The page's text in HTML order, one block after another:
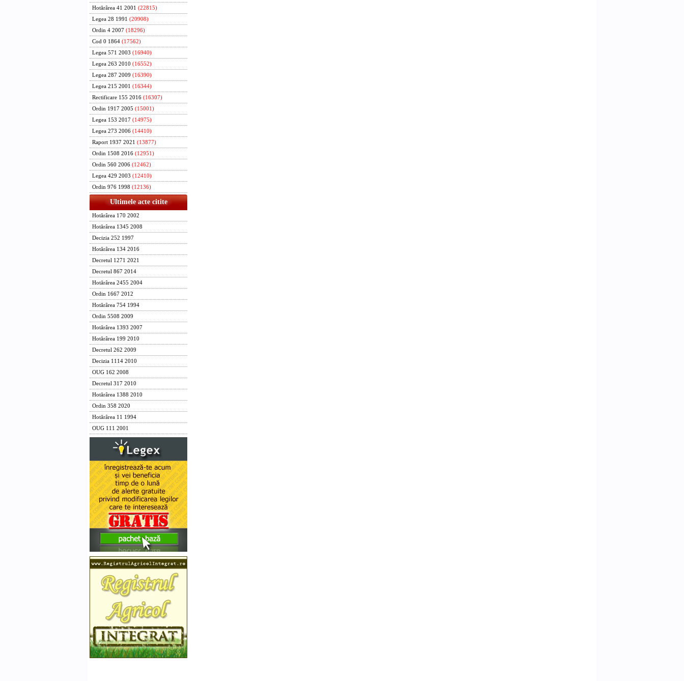
Hotărârea 41 2001 (22815)
Legea 28 1991 (20908)
Ordin 4 2007 (18296)
Cod 0 1864 (17562)
Legea 571 2003 (16940)
Legea 263 2010 (16552)
Legea 287 2009 (16390)
Legea 215 2001 (16344)
Rectificare 155 2016 (16307)
Ordin 1917 2005 (15001)
Legea 153 2017 (14975)
Legea 273 2006 (14410)
Raport 1937 2021 (13877)
Ordin 1508 2016 (12951)
Ordin 560 2006 (12462)
Legea 429 2003 (12410)
Ordin 976 1998 (12136)
Ultimele acte citite
Hotărârea 170 2002
Hotărârea 1345 2008
Decizia 252 1997
Hotărârea 134 2016
Decretul 1271 2021
Decretul 867 2014
Hotărârea 2455 2004
Ordin 1667 2012
Hotărârea 754 1994
Ordin 5508 2009
Hotărârea 1393 2007
Hotărârea 199 2010
Decretul 262 2009
Decizia 1114 2010
OUG 162 2008
Decretul 317 2010
Hotărârea 1388 2010
Ordin 358 2020
Hotărârea 11 1994
OUG 111 2001